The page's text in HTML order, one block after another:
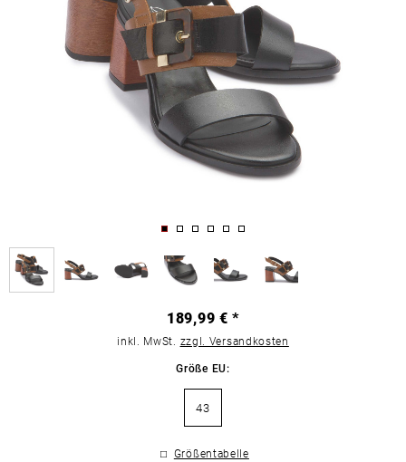
189,99 € *
inkl. MwSt. zzgl. Versandkosten
Größe EU:
43
Größentabelle